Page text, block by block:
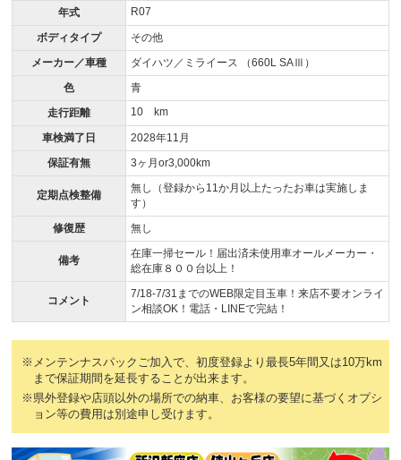
年式 R07
ボディタイプ
その他
メーカー／車種
ダイハツ／ミライース （660L SAⅢ）
色
青
走行距離
10 km
車検満了日
2028年11月
保証有無
3ヶ月or3,000km
定期点検整備
無し（登録から11か月以上たったお車は実施しま
す）
修復歴
無し
備考
在庫一掃セール！届出済未使用車オールメーカー・
総在庫８００台以上！
コメント
7/18-7/31までのWEB限定目玉車！来店不要オンライ
ン相談OK！電話・LINEで完結！
※メンテンナスパックご加入で、初度登録より最長5年間又は10万km
まで保証期間を延長することが出来ます。
※県外登録や店頭以外の場所での納車、お客様の要望に基づくオプシ
ョン等の費用は別途申し受けます。